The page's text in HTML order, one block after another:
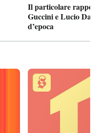
Il particolare
Guccini e Lucio
d’epoca